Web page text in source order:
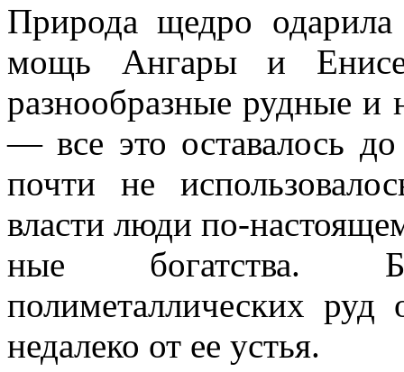
Природа щедро одарила
мощь Ангары и
разнообразные руд­ные и
— все это оставалось
почти не
власти люди по-
ные богатства.
полиметаллических
недалеко от ее устья.